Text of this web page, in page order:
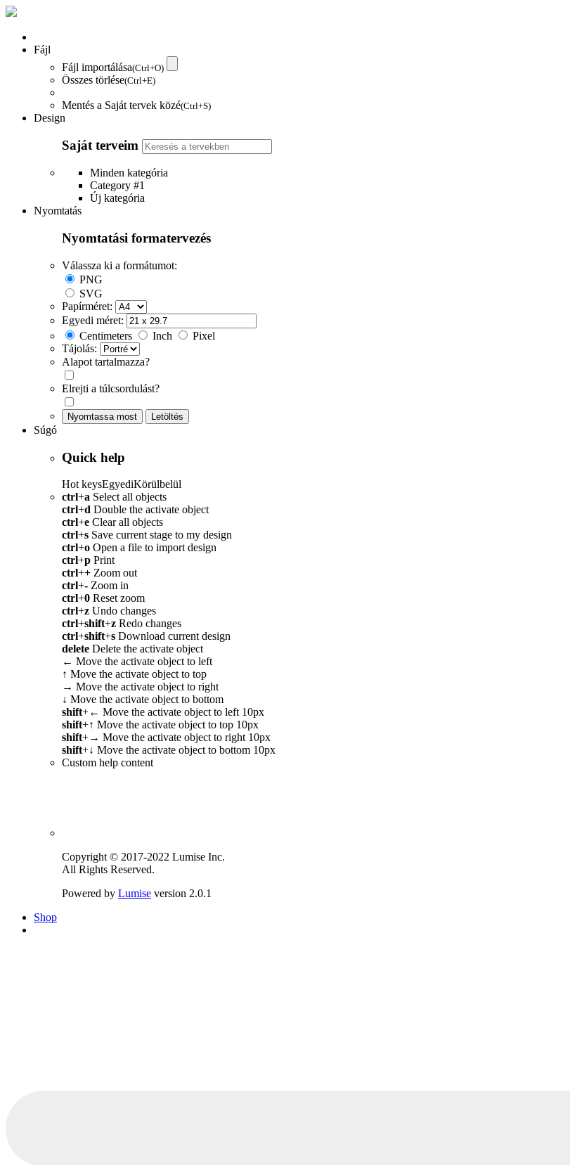
Fájl
Fájl importálása(Ctrl+O)
Összes törlése(Ctrl+E)
Mentés a Saját tervek közé(Ctrl+S)
Design
Saját terveim
Minden kategória
Category #1
Új kategória
Nyomtatás
Nyomtatási formatervezés
Válassza ki a formátumot:
PNG
SVG
Papírméret:
Egyedi méret:
Centimeters
Inch
Pixel
Tájolás:
Alapot tartalmazza?
Elrejti a túlcsordulást?
Nyomtassa most Letöltés
Súgó
Quick help
Hot keysEgyediKörülbelül
ctrl+a Select all objects
ctrl+d Double the activate object
ctrl+e Clear all objects
ctrl+s Save current stage to my design
ctrl+o Open a file to import design
ctrl+p Print
ctrl++ Zoom out
ctrl+- Zoom in
ctrl+0 Reset zoom
ctrl+z Undo changes
ctrl+shift+z Redo changes
ctrl+shift+s Download current design
delete Delete the activate object
← Move the activate object to left
↑ Move the activate object to top
→ Move the activate object to right
↓ Move the activate object to bottom
shift+← Move the activate object to left 10px
shift+↑ Move the activate object to top 10px
shift+→ Move the activate object to right 10px
shift+↓ Move the activate object to bottom 10px
Custom help content
Copyright © 2017-2022 Lumise Inc.
All Rights Reserved.
Powered by Lumise version 2.0.1
Shop